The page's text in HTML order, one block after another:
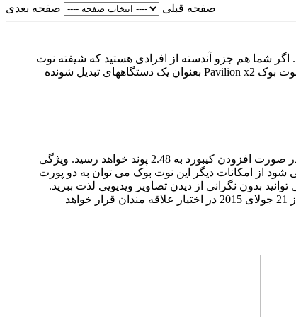
صفحه قبلی صفحه بعدی
شما هم جزو آندسته از افرادی هستید که شیفته نوت
بوک Pavilion x2 بعنوان یک دستگاههای تبدیل شونده
صورت افزودن کیبورد به 2.48 پوند خواهد رسید. ویژگی
شود از امکانات دیگر این نوت بوک می توان به دو پورت
بدون نگرانی از دیدن تصاویر ویدیویی لذت ببرید.
از 21 جولای 2015 در اختیار علاقه مندان قرار خواهد